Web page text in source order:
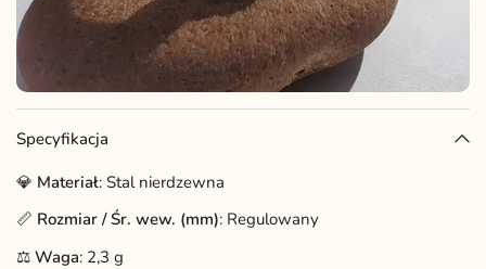
Specyfikacja
💎 Materiał: Stal nierdzewna
📏 Rozmiar / Śr. wew. (mm): Regulowany
⚖️ Waga: 2,3 g